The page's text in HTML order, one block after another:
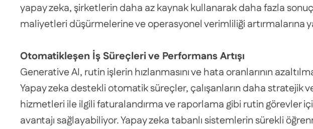
yapay zeka, şirketlerin daha az kaynak kullanarak daha fazla
maliyetleri düşürmelerine ve operasyonel verimliliği artırmalarına
Otomatikleşen İş Süreçleri ve Performans Artışı
Generative AI, rutin işlerin hızlanmasını ve hata oranlarının
Yapay zeka destekli otomatik süreçler, çalışanların daha stratejik
hizmetleri ile ilgili faturalandırma ve raporlama gibi rutin görevler
avantajı sağlayabiliyor. Yapay zeka tabanlı sistemlerin sürekli